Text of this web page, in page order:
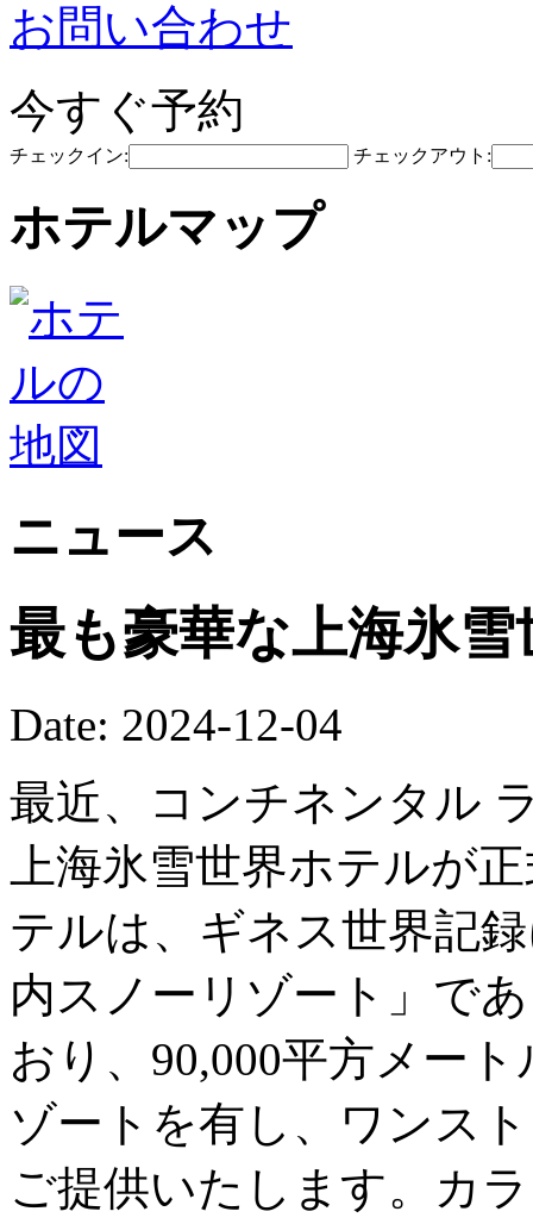
お問い合わせ
今すぐ予約
チェックイン: チェックアウト:
ホテルマップ
ニュース
最も豪華な上海氷
Date: 2024-12-04
最近、コンチネンタル
上海氷雪世界ホテルが
テルは、ギネス世界記
内スノーリゾート」で
おり、90,000平方メー
ゾートを有し、ワンス
ご提供いたします。カ